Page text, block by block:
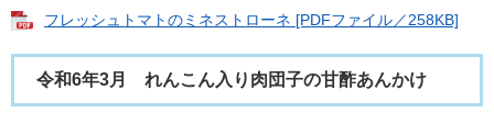
フレッシュトマトのミネストローネ [PDFファイル／258KB]
令和6年3月 れんこん入り肉団子の甘酢あんかけ